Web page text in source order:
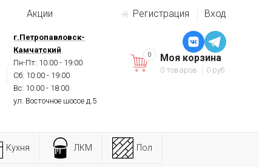
Регистрация Вход
Акции
г.Петропавловск-
Камчатский
Пн-Пт: 10:00 - 19:00
Сб: 10:00 - 19:00
Вс: 10:00 - 18:00
ул. Восточное шоссе д.5
Моя корзина
0 товаров 0 руб.
0
Кухня ЛКМ Пол